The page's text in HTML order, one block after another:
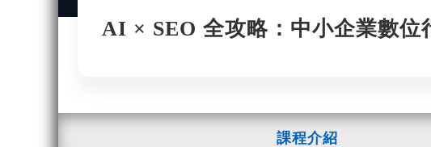
AI × SEO 全攻略：中小企業數位
課程介紹